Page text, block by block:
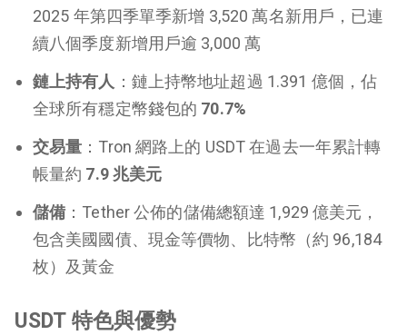
2025 年第四季單季新增 3,520 萬名新用戶，已連
續八個季度新增用戶逾 3,000 萬
鏈上持有人 ：鏈上持幣地址超過 1.391 億個，佔
全球所有穩定幣錢包的 70.7%
交易量 ：Tron 網路上的 USDT 在過去一年累計轉
帳量約 7.9 兆美元
儲備 ：Tether 公佈的儲備總額達 1,929 億美元，
包含美國國債、現金等價物、比特幣（約 96,184
枚）及黃金
USDT 特色與優勢